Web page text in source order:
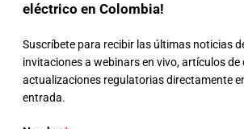
eléctrico en Colombia!
Suscríbete para recibir las últimas noticias
invitaciones a webinars en vivo, artículos de
actualizaciones regulatorias directamente
entrada.